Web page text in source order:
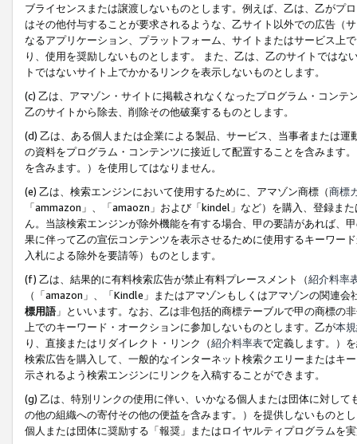
ブライセンスまたは譲渡しないものとします。例えば、乙は、乙がプ
はその他付与することが要求されるような、乙サイト以外での広告（
なるアプリケーション、プラットフォーム、サイトまたはサービス上
り、使用を奨励しないものとします。 また、乙は、乙のサイトでは
トではないサイト上でかかるリンクを表示しないものとします。
(c) 乙は、アマゾン・サイトに掲載されなくなったプログラム・コン
乙のサイトから除去、削除その他破棄するものとします。
(d) 乙は、ある個人または企業による製品、サービス、当事者または
の資料をプログラム・コンテンツに接近して配置することを含みます
を含みます。）を使用してはなりません。
(e) 乙は、検索エンジンにおいて使用するために、アマゾン商標（商標
「ammazon」、「amaozn」および「kindel」など）を購入、登録ま
ん。当該検索エンジンが除外機能を有する場合、甲の要請があれば、
果に伴って乙の宣伝コンテンツを表示させるために使用するキーワー
入札による除外を要請等）ものとします。
(f) 乙は、結果的に有料検索広告が禁止有料プレースメント（紹介料率
（「amazon」、「Kindle」またはアマゾンもしくはアマゾンの関連
標用語」といいます。なお、乙は非包括的商標テーブルで甲の商標の
上でのキーワード・オークションに参加しないものとします。乙が本
り、直接またはリダイレクト・リンク（紹介料率表で定義します。）
検索広告を購入して、一般的なインターネット検索クエリーまたはキ
示されるよう検索エンジンにリンクを入稿することができます。
(g) 乙は、特別リンクの使用に伴い、いかなる個人または団体に対し
の他の組織への寄付その他の便益を含みます。）を提供しないものと
個人または団体に奨励する「報奨」またはロイヤルティプログラムを